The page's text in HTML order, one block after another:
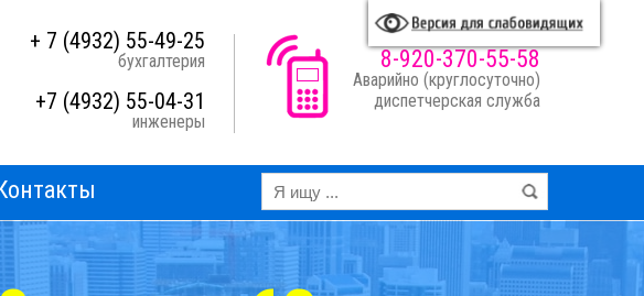
+ 7 (4932) 55-49-25
бухгалтерия
+7 (4932) 55-04-31
инженеры
8-920-370-55-58
Аварийно (круглосуточно)
диспетчерская служба